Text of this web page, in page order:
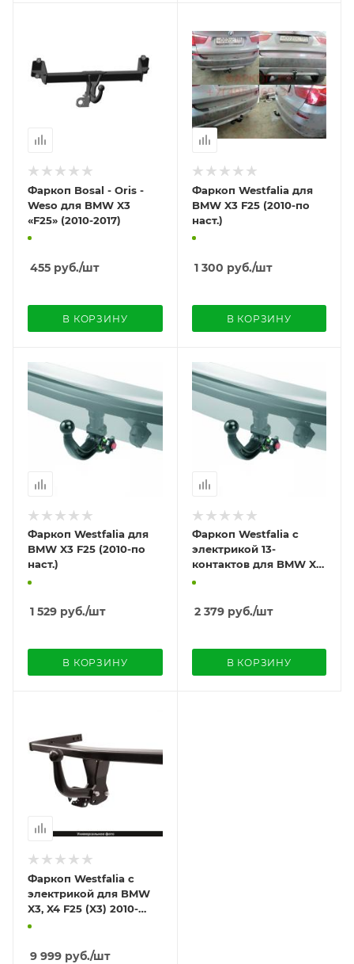
Фаркоп Bosal - Oris -
Weso для BMW X3
«F25» (2010-2017)
455 руб./шт
В КОРЗИНУ
Фаркоп Westfalia для
BMW X3 F25 (2010-по
наст.)
1 300 руб./шт
В КОРЗИНУ
Фаркоп Westfalia для
BMW X3 F25 (2010-по
наст.)
1 529 руб./шт
В КОРЗИНУ
Фаркоп Westfalia с
электрикой 13-
контактов для BMW X3
F25 рестайлинг (2014-
2 379руб./шт
В КОРЗИНУ
Фаркоп Westfalia с
электрикой для BMW
X3, X4 F25 (X3) 2010-
2014 (кроме M-sport)
9 999 руб./шт